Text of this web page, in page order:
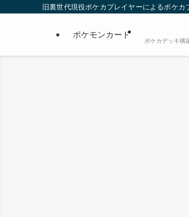
旧裏世代現役ポケカプレイヤーによるポケカ
ポケモンカード
ポケカデッキ構